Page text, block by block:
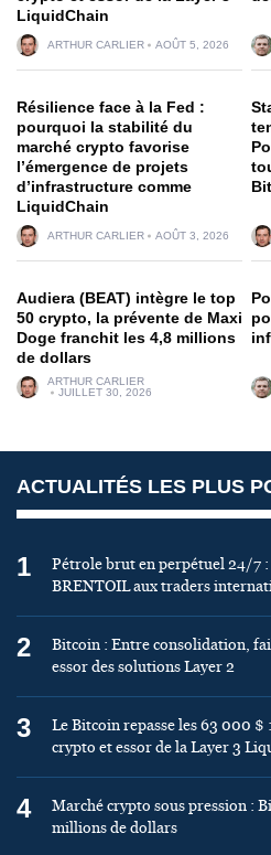
LiquidChain
ARTHUR CARLIER AOÛT 5, 2026
Résilience face à la Fed :
pourquoi la stabilité du
marché crypto favorise
l’émergence de projets
d’infrastructure comme
LiquidChain
ARTHUR CARLIER AOÛT 3, 2026
Audiera (BEAT) intègre le top
50 crypto, la prévente de Maxi
Doge franchit les 4,8 millions
de dollars
ARTHUR CARLIER
JUILLET 30, 2026
ACTUALITÉS LES PLUS
1
Pétrole brut en perpétuel 24/7
BRENTOIL aux traders
2
Bitcoin : Entre consolidation,
essor des solutions Layer 2
3
Le Bitcoin repasse les 63 000
crypto et essor de la Layer 3
4
Marché crypto sous pression :
millions de dollars